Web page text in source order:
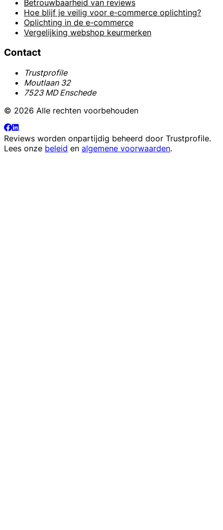
Betrouwbaarheid van reviews
Hoe blijf je veilig voor e-commerce oplichting?
Oplichting in de e-commerce
Vergelijking webshop keurmerken
Contact
Trustprofile
Moutlaan 32
7523 MD Enschede
© 2026 Alle rechten voorbehouden
Reviews worden onpartijdig beheerd door Trustprofile.
Lees onze beleid en algemene voorwaarden.